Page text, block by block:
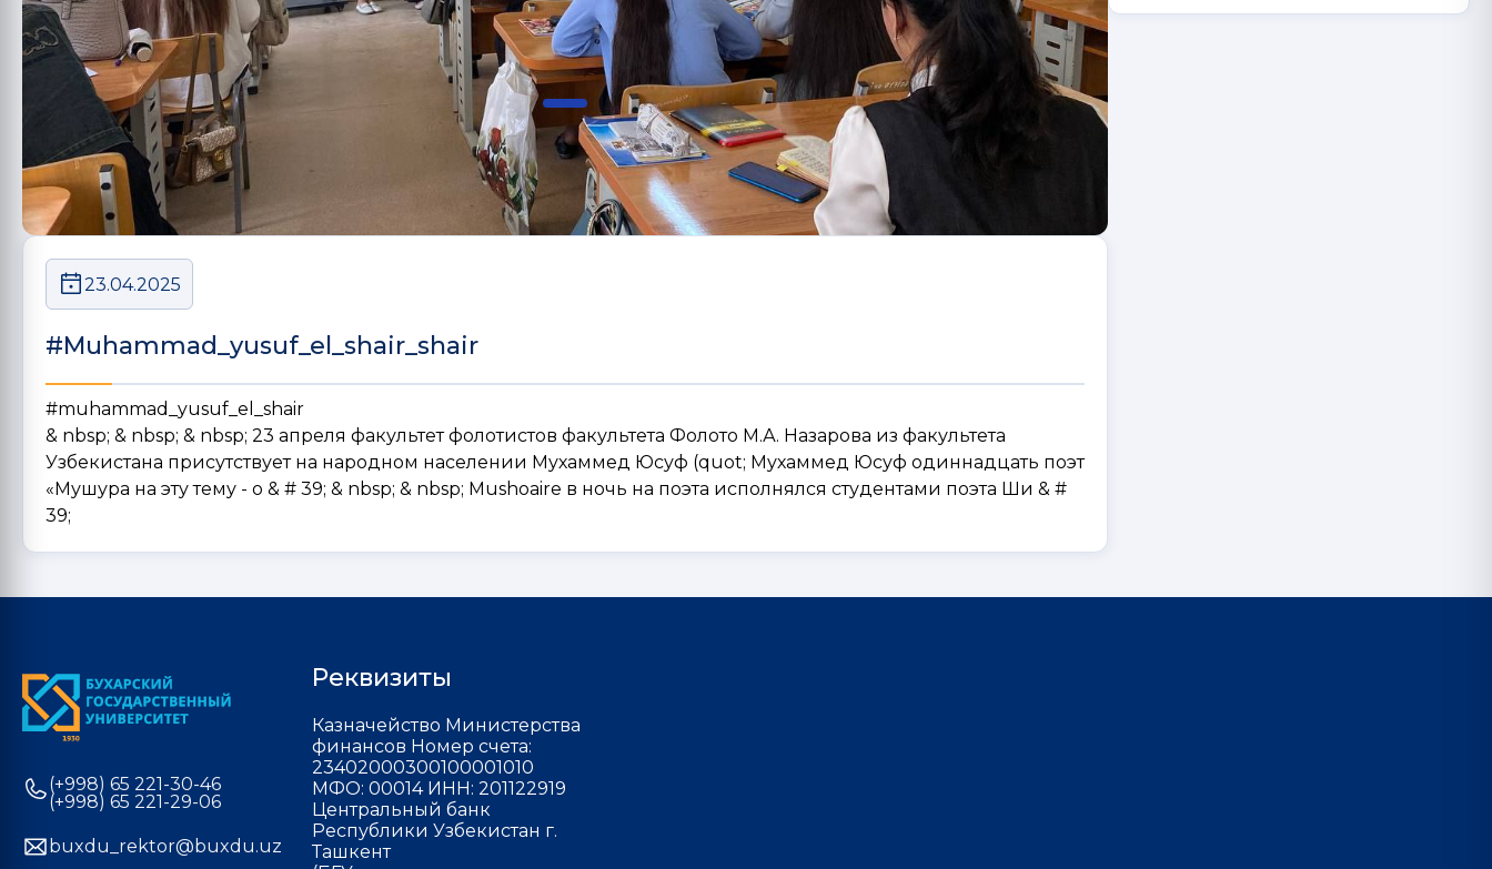
23.04.2025
#Muhammad_yusuf_el_shair_shair
#muhammad_yusuf_el_shair
& nbsp; & nbsp; & nbsp; 23 апреля факультет фолотистов факультета Фолото М.А. Назарова из факультета
Узбекистана присутствует на народном населении Мухаммед Юсуф (quot; Мухаммед Юсуф одиннадцать поэт
«Мушура на эту тему - o & # 39; & nbsp; & nbsp; Mushoaire в ночь на поэта исполнялся студентами поэта Ши & #
39;
(+998) 65 221-30-46
(+998) 65 221-29-06
buxdu_rektor@buxdu.uz
Реквизиты
Казначейство Министерства
финансов Номер счета:
23402000300100001010
МФО: 00014 ИНН: 201122919
Центральный банк
Республики Узбекистан г.
Ташкент